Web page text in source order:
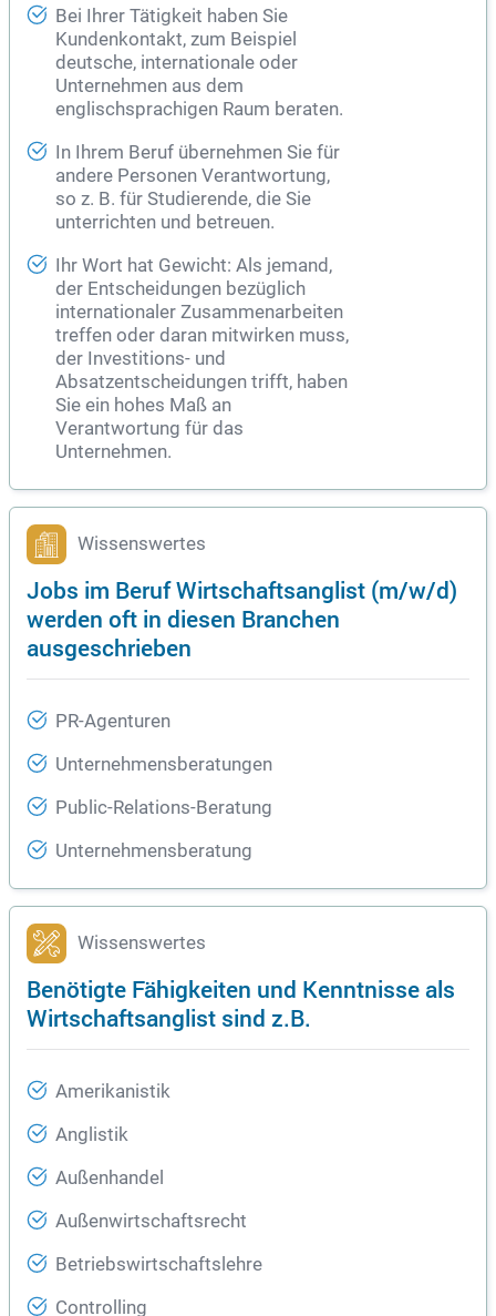
Bei Ihrer Tätigkeit haben Sie
Kundenkontakt, zum Beispiel
deutsche, internationale oder
Unternehmen aus dem
englischsprachigen Raum beraten.
In Ihrem Beruf übernehmen Sie für
andere Personen Verantwortung,
so z. B. für Studierende, die Sie
unterrichten und betreuen.
Ihr Wort hat Gewicht: Als jemand,
der Entscheidungen bezüglich
internationaler Zusammenarbeiten
treffen oder daran mitwirken muss,
der Investitions- und
Absatzentscheidungen trifft, haben
Sie ein hohes Maß an
Verantwortung für das
Unternehmen.
Wissenswertes
Jobs im Beruf Wirtschaftsanglist (m/w/d)
werden oft in diesen Branchen
ausgeschrieben
PR-Agenturen
Unternehmensberatungen
Public-Relations-Beratung
Unternehmensberatung
Wissenswertes
Benötigte Fähigkeiten und Kenntnisse als
Wirtschaftsanglist sind z.B.
Amerikanistik
Anglistik
Außenhandel
Außenwirtschaftsrecht
Betriebswirtschaftslehre
Controlling